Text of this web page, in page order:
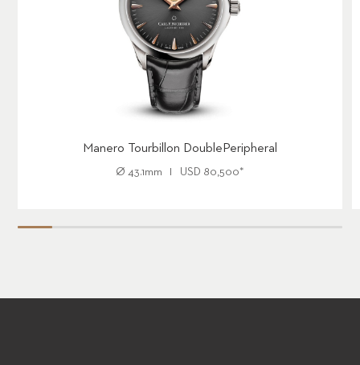
Manero Tourbillon DoublePeripheral
Ø 43.1mm USD 80,500*